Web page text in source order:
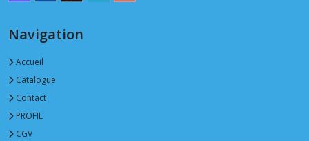
Navigation
Accueil
Catalogue
Contact
PROFIL
CGV